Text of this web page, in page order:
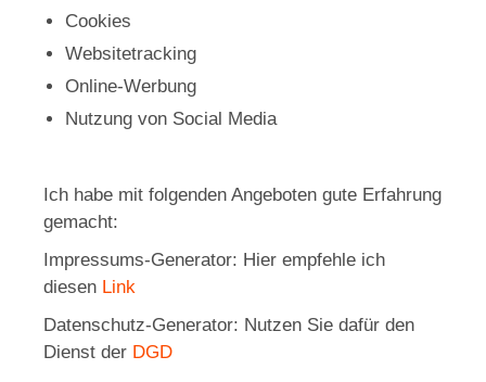
Cookies
Websitetracking
Online-Werbung
Nutzung von Social Media
Ich habe mit folgenden Angeboten gute Erfahrung
gemacht:
Impressums-Generator: Hier empfehle ich
diesen Link
Datenschutz-Generator: Nutzen Sie dafür den
Dienst der DGD